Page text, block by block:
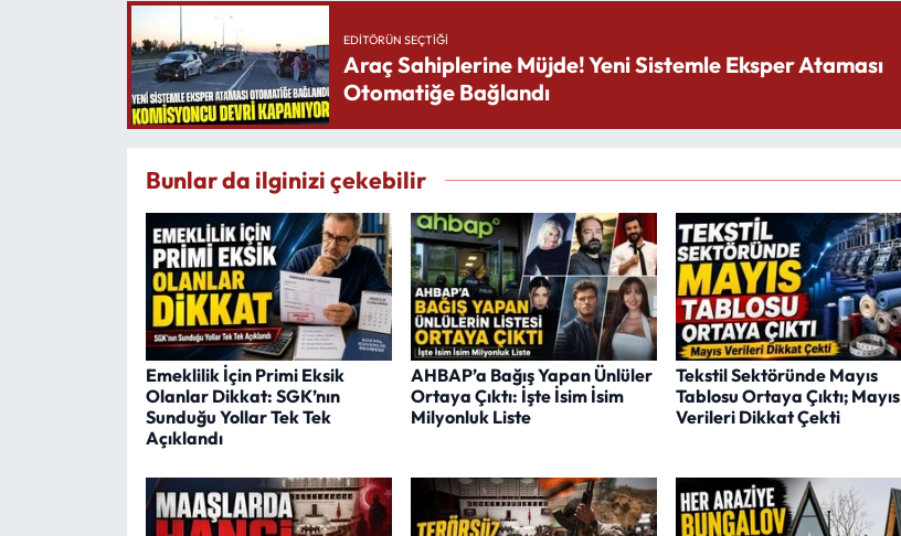
EDITÖRÜN SEÇTIĞI
Araç Sahiplerine Müjde! Yeni Sistemle Eksper Ataması
Otomatiğe Bağlandı
Bunlar da ilginizi çekebilir
Emeklilik İçin Primi Eksik
Olanlar Dikkat: SGK’nın
Sunduğu Yollar Tek Tek
Açıklandı
AHBAP’a Bağış Yapan Ünlüler
Ortaya Çıktı: İşte İsim İsim
Milyonluk Liste
Tekstil Sektöründe Mayıs
Tablosu Ortaya Çıktı; Mayıs
Verileri Dikkat Çekti